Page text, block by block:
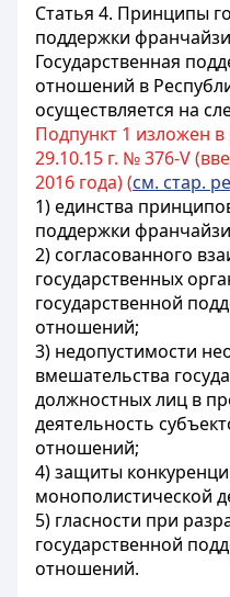
Статья 4. Принципы
поддержки
Государственная
отношений в
осуществляется на
Подпункт 1 изложен в
29.10.15 г. № 376-V
2016 года) (см. стар.
1) единства
поддержки
2) согласованного
государственных
государственной
отношений;
3) недопустимости
вмешательства
должностных лиц в
деятельность
отношений;
4) защиты
монополистической
5) гласности при
государственной
отношений.